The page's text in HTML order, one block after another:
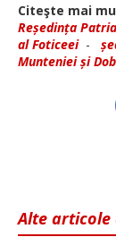
Citeşte mai
Reședința
al Foticeei-
Munteniei și
Alte articole